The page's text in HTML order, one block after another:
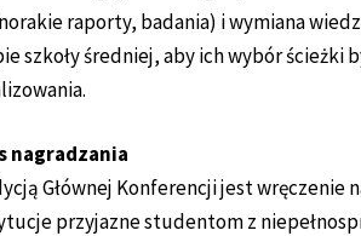
raporty, badania) i wymiana
szkoły średniej, aby ich wybór ścieżki
nagradzania
Głównej Konferencji jest wręczenie
przyjazne studentom z